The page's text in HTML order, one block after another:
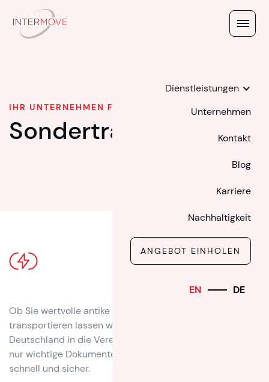
Dienstleistungen
Unternehmen
Kontakt
Blog
Karriere
Nachhaltigkeit
ANGEBOT EINHOLEN
EN DE
IHR UNTERNEHMEN FÜR SONDERTRANSPORTE
Sondertransporte
Ob Sie wertvolle antike Möbel in Ihr neues Penthouse
transportieren lassen wollen, Ihre Limousine von
Deutschland in die Vereinigten Arabischen Emirate oder
nur wichtige Dokumente von Tür zu Tür, wir erledigen das
schnell und sicher.